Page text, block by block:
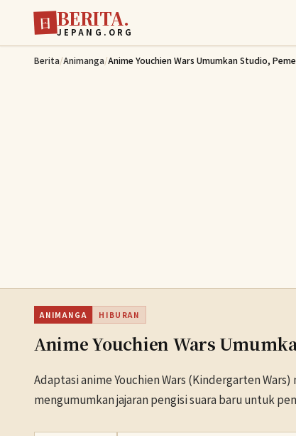
Lewati ke konten utama
日 BERITA.
JEPANG.ORG
Berita/Animanga/Anime Youchien Wars Umumkan Studio,
ANIMANGA HIBURAN
Anime Youchien Wars
Adaptasi anime Youchien Wars (Kindergarten
mengumumkan jajaran pengisi suara baru untuk